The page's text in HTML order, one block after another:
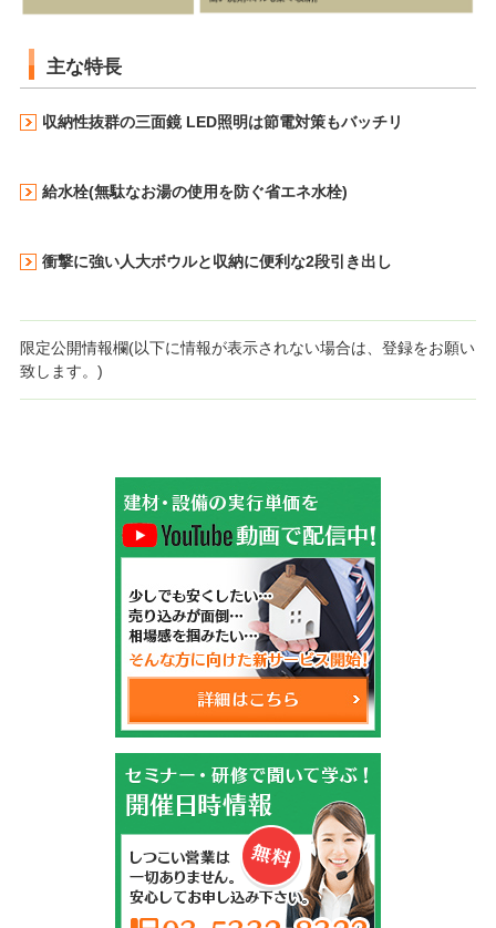
主な特長
収納性抜群の三面鏡 LED照明は節電対策もバッチリ
給水栓(無駄なお湯の使用を防ぐ省エネ水栓)
衝撃に強い人大ボウルと収納に便利な2段引き出し
限定公開情報欄(以下に情報が表示されない場合は、登録をお願い
致します。)